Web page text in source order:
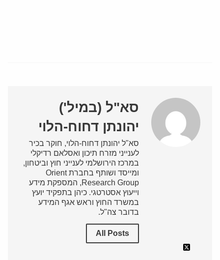
סא"ל (במיל')
יהונתן דחוח-הלוי
סא"ל יהונתן דחוח-הלוי, חוקר בכיר
לענייני מזרח תיכון ואסלאם רדיקלי
במרכז הירושלמי לענייני חוץ וביטחון,
ומייסד ושותף בחברת Orient
Research Group, המספקת מידע
וייעוץ אסטרטגי. כיהן בתפקיד יועץ
במשרד החוץ וראש אגף המידע
בדובר צה"ל.
All Posts